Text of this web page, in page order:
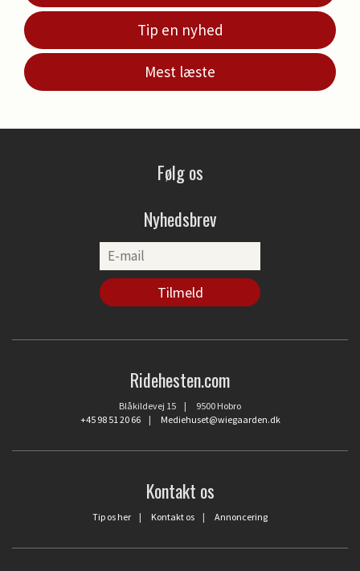
Tip en nyhed
Mest læste
Følg os
Nyhedsbrev
Ridehesten.com
Blåkildevej 15 | 9500 Hobro
+45 98 51 20 66| Mediehuset@wiegaarden.dk
Kontakt os
Tip os her | Kontakt os | Annoncering